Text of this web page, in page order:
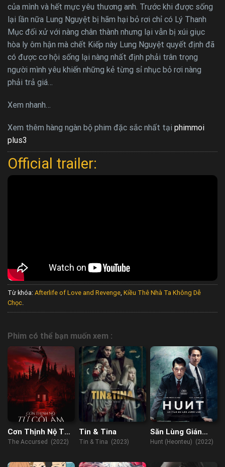
của mình và hết mực yêu thương anh. Trước khi được sống
lại lần nữa Lung Nguyệt bị hãm hại bỏ rơi chỉ có Lý Thanh
Mục đối xử với nàng chân thành nhưng lại vẫn bị xúi giục
hòa ly ôm hận mà chết Kiếp này Lung Nguyệt quyết định đã
có được cơ hội sống lại nàng nhất định phải trân trọng
người mình yêu khiến những kẻ từng sỉ nhục bỏ rơi nàng
phải trả giá…
Xem nhanh…
Xem thêm hàng ngàn bộ phim đặc sắc nhất tại phimmoi
plus3
Official trailer:
Từ khóa: Afterlife of Love and Revenge, Kiều Thê Nhà Ta Không Dễ
Chọc.
Phim có thể bạn muốn xem :
Cơn Thịnh Nộ Từ
Cõi Âm
The Accursed (2022)
Tin & Tina
Tin & Tina (2023)
Săn Lùng Gián
Điệp
Hunt (Heonteu) (2022)